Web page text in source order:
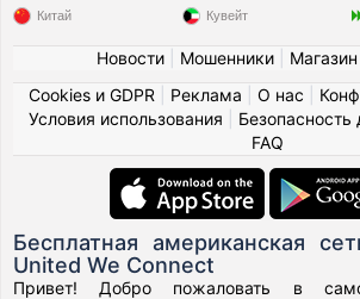
Китай Кувейт
Новости| Мошенники| Магазин
Cookies и GDPR
Реклама О нас
Условия использования
Безопасность
FAQ
Бесплатная американская
United We Connect
Привет! Добро пожаловать в